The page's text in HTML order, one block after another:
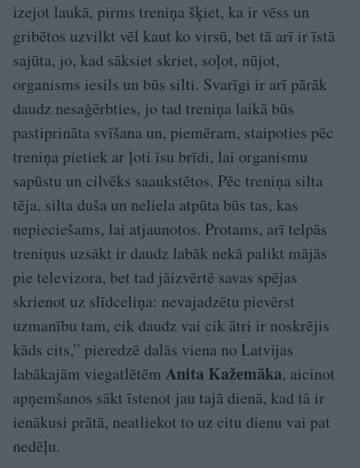
izejot laukā, pirms treniņa šķiet, ka ir vēss un
gribētos uzvilkt vēl kaut ko virsū, bet tā arī ir īstā
sajūta, jo, kad sāksiet skriet, soļot, nūjot,
organisms iesils un būs silti. Svarīgi ir arī pārāk
daudz nesaģērbties, jo tad treniņa laikā būs
pastiprināta svīšana un, piemēram, staipoties pēc
treniņa pietiek ar ļoti īsu brīdi, lai organismu
sapūstu un cilvēks saaukstētos. Pēc treniņa silta
tēja, silta duša un neliela atpūta būs tas, kas
nepieciešams, lai atjaunotos. Protams, arī telpās
treniņus uzsākt ir daudz labāk nekā palikt mājās
pie televizora, bet tad jāizvērtē savas spējas
skrienot uz slīdceliņa: nevajadzētu pievērst
uzmanību tam, cik daudz vai cik ātri ir noskrējis
kāds cits,” pieredzē dalās viena no Latvijas
labākajām viegatlētēm Anita Kažemāka, aicinot
apņemšanos sākt īstenot jau tajā dienā, kad tā ir
ienākusi prātā, neatliekot to uz citu dienu vai pat
nedēļu.